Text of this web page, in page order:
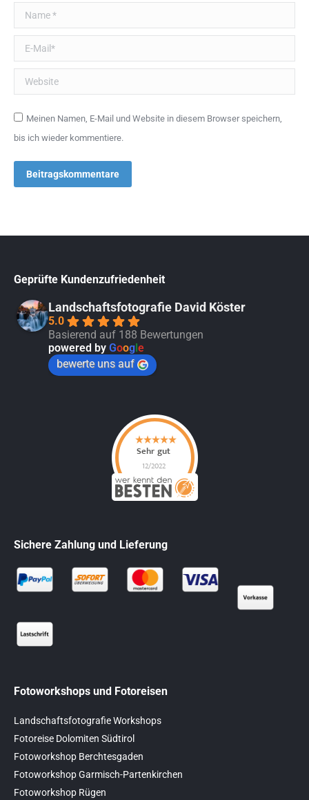
Name *
E-Mail *
Website
Meinen Namen, E-Mail und Website in diesem Browser speichern,
bis ich wieder kommentiere.
Beitragskommentare
Geprüfte Kundenzufriedenheit
Landschaftsfotografie David Köster
5.0
Basierend auf 188 Bewertungen
powered by Google
bewerte uns auf
Sichere Zahlung und Lieferung
Fotoworkshops und Fotoreisen
Landschaftsfotografie Workshops
Fotoreise Dolomiten Südtirol
Fotoworkshop Berchtesgaden
Fotoworkshop Garmisch-Partenkirchen
Fotoworkshop Rügen